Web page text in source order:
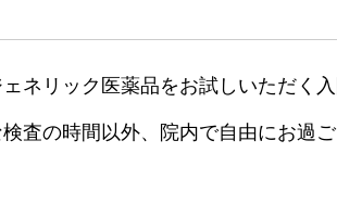
ネリック医薬品をお試しいただく入
査の時間以外、院内で自由にお過ご